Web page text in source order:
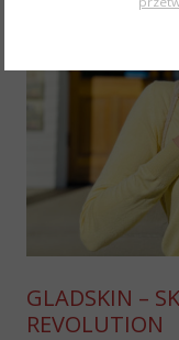
GLADSKIN –
REVOLUTION